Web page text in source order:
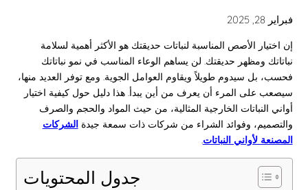
فبراير 28, 2025
إن اختيار الأصص المناسبة لنباتات حديقتك هو الأكثر أهمية لسلامة
نباتاتك ومظهر حديقتك. لن يساهم الوعاء المناسب في نمو نباتاتك
فحسب، بل سيدوم طويلاً ويقاوم العوامل الجوية. ومع توفر العديد منها،
سيصعب على المرء أن يعرف من أين يبدأ. هذا دليل حول كيفية اختيار
أواني النباتات الخارجية المثالية، من حيث المواد والحجم والصرف
والتصميم، وفوائد الشراء من شركات ذات سمعة جيدةالشركات
المصنعة لأواني النباتات.
جدول المحتويات